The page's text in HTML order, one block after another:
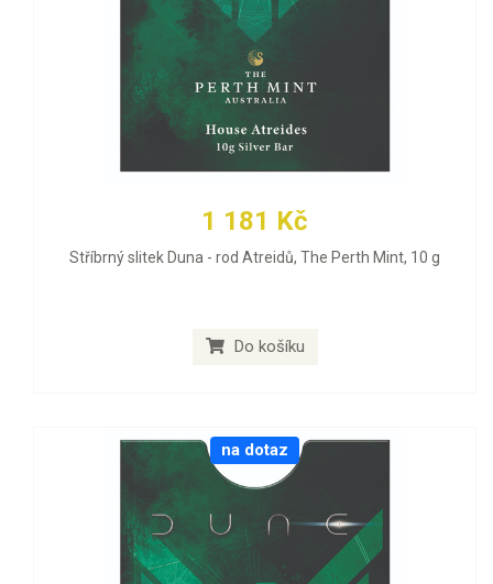
1 181 Kč
Stříbrný slitek Duna - rod Atreidů, The Perth Mint, 10 g
Do košíku
na dotaz